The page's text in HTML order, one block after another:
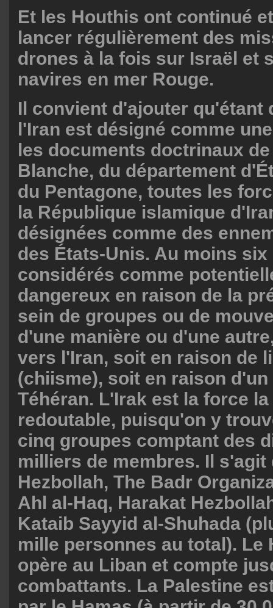
Et les Houthis ont continué
lancer régulièrement des
drones à la fois sur Israël et
navires en mer Rouge.
Il convient d'ajouter qu'étant
l'Iran est désigné comme
les documents doctrinaux
Blanche, du département
du Pentagone, toutes les
la République islamique
désignées comme des
des États-Unis. Au moins
considérés comme
dangereux en raison de la
sein de groupes ou de
d'une manière ou d'une
vers l'Iran, soit en raison de
(chiisme), soit en raison
Téhéran. L'Irak est la force
redoutable, puisqu'on y
cinq groupes comptant des
milliers de membres. Il s'agit
Hezbollah, The Badr
Ahl al-Haq, Harakat
Kataib Sayyid al-Shuhada
mille personnes au total). Le
opère au Liban et compte
combattants. La Palestine